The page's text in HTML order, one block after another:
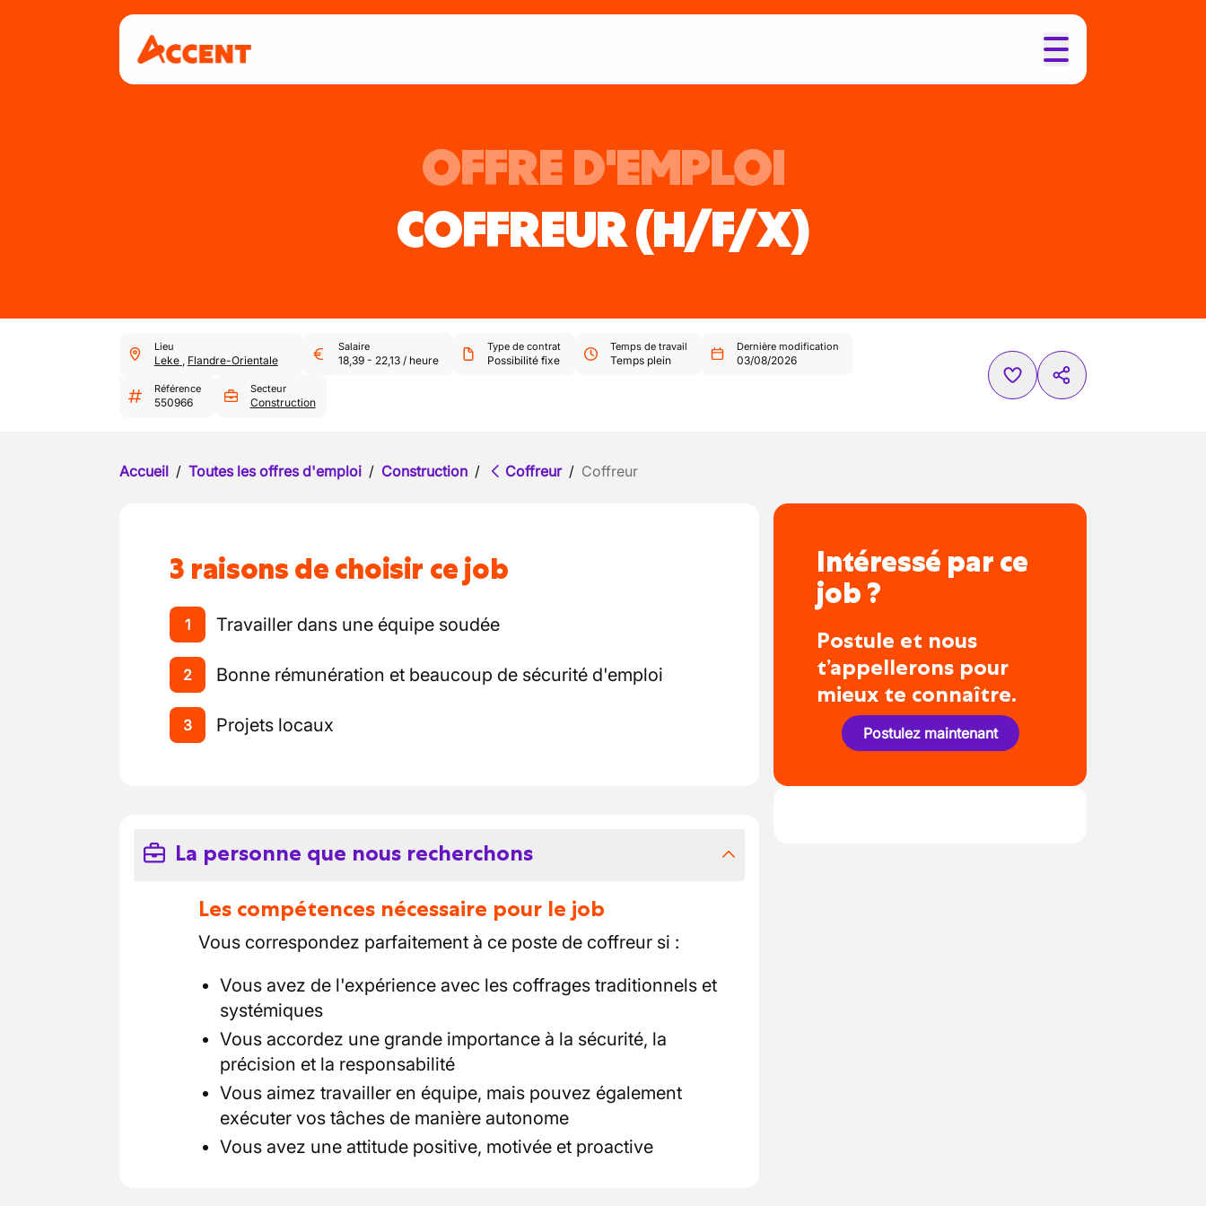
OFFRE D'EMPLOI
COFFREUR(H/F/X)
Lieu
Leke , Flandre-Orientale
Salaire
18,39- 22,13/ heure
Type de contrat
Possibilité fixe
Temps de travail
Temps plein
Dernière modification
03/08/2026
Référence
550966
Secteur
Construction
Accueil / Toutes les offres d'emploi / Construction / Coffreur / Coffreur
3 raisons de choisir ce job
1 Travailler dans une équipe soudée
2 Bonne rémunération et beaucoup de sécurité d'emploi
3 Projets locaux
La personne que nous recherchons
Les compétences nécessaire pour le job
Vous correspondez parfaitement à ce poste de coffreur si :
Vous avez de l'expérience avec les coffrages traditionnels et
systémiques
Vous accordez une grande importance à la sécurité, la
précision et la responsabilité
Vous aimez travailler en équipe, mais pouvez également
exécuter vos tâches de manière autonome
Vous avez une attitude positive, motivée et proactive
Intéressé par ce
job ?
Postule et nous
t’appellerons pour
mieux te connaître.
Postulez maintenant